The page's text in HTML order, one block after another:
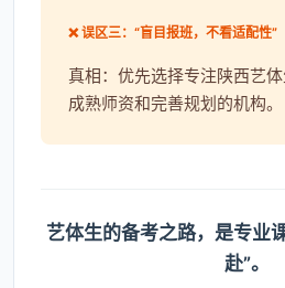
❌ 误区三：“盲目报班，不看适配性”
真相：优先选择专注陕西艺
成熟师资和完善规划的机构。
艺体生的备考之路，是专业
赴”。